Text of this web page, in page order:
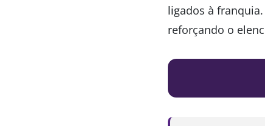
ligados à
reforçando o